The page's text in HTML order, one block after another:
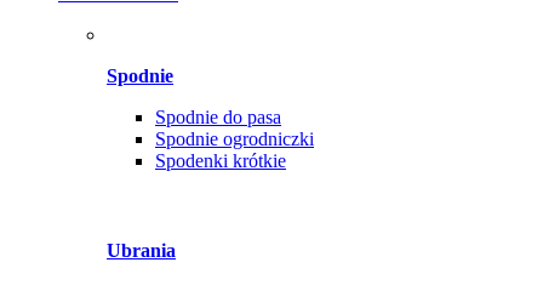
Spodnie
Spodnie do pasa
Spodnie ogrodniczki
Spodenki krótkie
Ubrania